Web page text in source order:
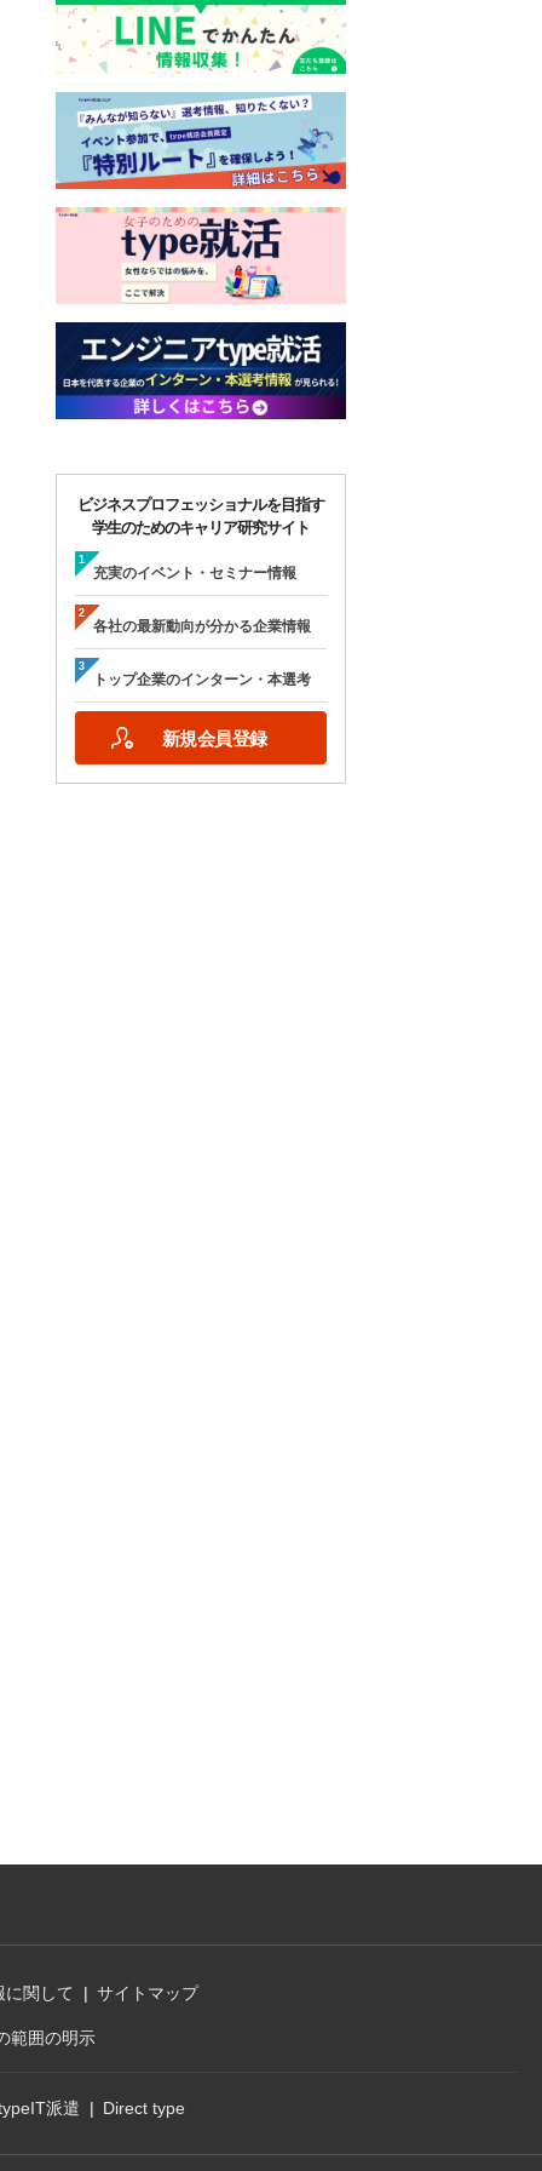
ビジネスプロフェッショナルを目指す
学生のためのキャリア研究サイト
充実のイベント・セミナー情報
各社の最新動向が分かる企業情報
トップ企業のインターン・本選考
新規会員登録
に関して サイトマップ
範囲の明示
派遣 Direct type